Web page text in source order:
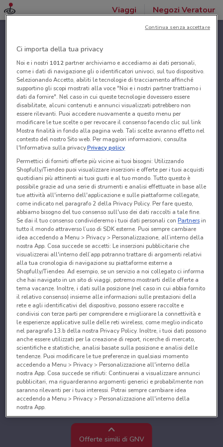
Viaggi Negozi Veratour
Offerte simili di GNV
Ci importa della tua privacy
Noi e i nostri 1012partner archiviamo e accediamo ai dati personali,
come i dati di navigazione gli o identificatori univoci, sul tuo dispositivo.
Selezionando Accetto, abiliti le tecnologie di tracciamento affinché
supportino gli scopi mostrati alla voce "Noi e i nostri partner trattiamo i
dati da fornire". Nel caso in cui queste tecnologie dovessero essere
disabilitate, alcuni contenuti e annunci visualizzati potrebbero non
essere rilevanti. Puoi accedere nuovamente a questo menu per
modificare le tue scelte o per revocare il consenso facendo clic sul link
Mostra finalità in fondo alla pagina web. Tali scelte avranno effetto nel
contesto del nostro Sito web. Per maggiori informazioni, consulta
l'Informativa sulla privacy.Privacy policy
Permettici di fornirti offerte più vicine ai tuoi bisogni: Utilizzando
Shopfully/Tiendeo puoi visualizzare inserzioni e offerte per i tuoi acquisti
quotidiani più attinenti ai tuoi gusti e al tuo mondo. Tutto questo è
possibile grazie ad una serie di strumenti e analisi effettuate in base alle
tue attività all'interno dell'applicazione e sulle piattaforme collegate,
come indicato nel paragrafo 2 della Privacy Policy. Per fare questo,
abbiamo bisogno del tuo consenso sull'uso dei dati raccolti a tale fine.
Se dai il tuo consenso condivideremo i tuoi dati personali conPartnersin
tutto il mondo attraverso l’uso di SDK esterne. Puoi sempre cambiare
idea accedendo a Menu > Privacy > Personalizzazione, all’interno della
nostra App. Cosa succede se accetti: Le inserzioni pubblicitarie che
visualizzerai all'interno dell’app potranno trattare di argomenti relativi
alla tua cronologia di navigazione su piattaforme esterne a
Shopfully/Tiendeo. Ad esempio, se un servizio a noi collegato ci informa
che hai navigato in un sito di viaggi, potremo mostrarti delle offerte a
tema vacanze. Inoltre, i dati sulla posizione (nel caso in cui abbia fornito
il relativo consenso) insieme alle informazioni sulle prestazioni della
rete e agli identificativi del dispositivo, possono essere raccolte e
condivisi con terze parti per comprendere e migliorare la connettività e
le esperienze applicative sulle delle reti wireless, come meglio indicato
nel paragrafo 13.b della nostra Privacy Policy. Inoltre, i tuoi dati possono
anche essere utilizzati per la creazione di report, ricerche di mercato,
scientifiche e statistiche, analisi basate sulla posizione e analisi delle
tendenze. Puoi modificare le tue preferenze in qualsiasi momento
accedendo a Menu > Privacy > Personalizzazione all'interno della
nostra App. Cosa succede se rifiuti: Continuerai a visualizzare annunci
pubblicitari, ma riguarderanno argomenti generici e probabilmente non
saranno rilevanti per i tuoi interessi. Potrai sempre cambiare idea
accedendo a Menu > Privacy > Personalizzazione all'interno della
nostra App.
Noi e i nostri partner trattiamo i dati per fornire:
Utilizzare dati di geolocalizzazione precisi. Scansione attiva delle
caratteristiche del dispositivo ai fini dell’identificazione. Archiviare
Continua senza accettare